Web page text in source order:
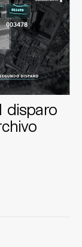
disparo